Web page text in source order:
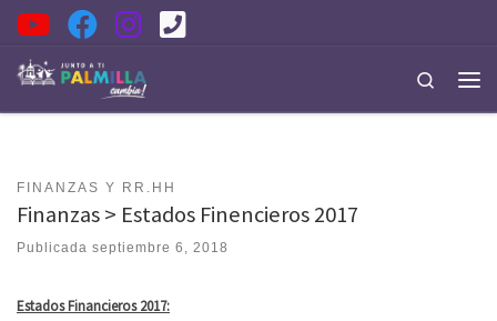
Saltar al contenido
Search
FINANZAS Y RR.HH
Finanzas > Estados Finencieros 2017
Publicada septiembre 6, 2018
Estados Financieros 2017: